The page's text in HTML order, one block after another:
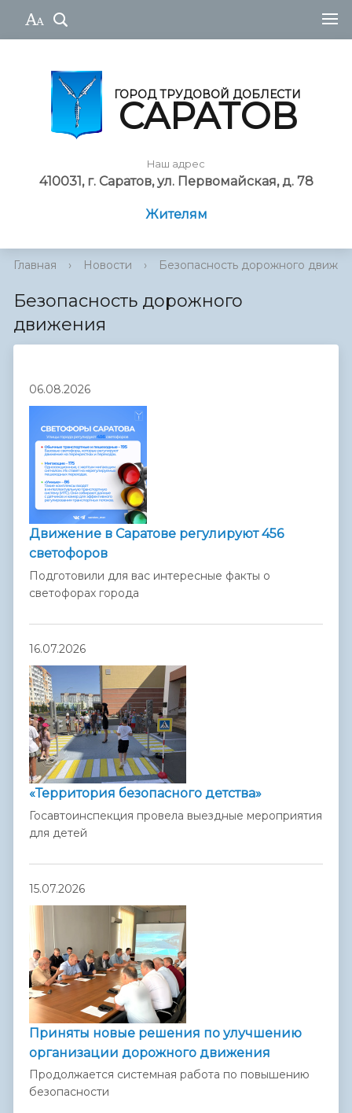
ГОРОД ТРУДОВОЙ ДОБЛЕСТИ
САРАТОВ
Наш адрес
410031, г. Саратов, ул. Первомайская, д. 78
Жителям
Главная › Новости › Безопасность дорожного
Безопасность дорожного
движения
06.08.2026
Движение в Саратове регулируют 456
светофоров
Подготовили для вас интересные факты о
светофорах города
16.07.2026
«Территория безопасного детства»
Госавтоинспекция провела выездные мероприятия
для детей
15.07.2026
Приняты новые решения по улучшению
организации дорожного движения
Продолжается системная работа по повышению
безопасности